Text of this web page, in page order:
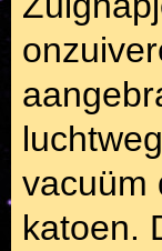
vacuüm
katoen.